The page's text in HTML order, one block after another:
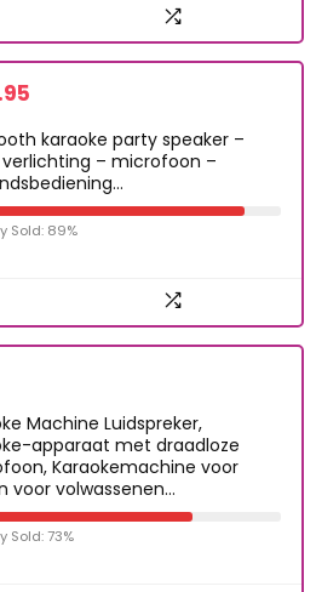
karaoke party speaker –
– microfoon –
Sold: 89%
Machine Luidspreker,
apparaat met draadloze
Karaokemachine voor
voor volwassenen…
Sold: 73%